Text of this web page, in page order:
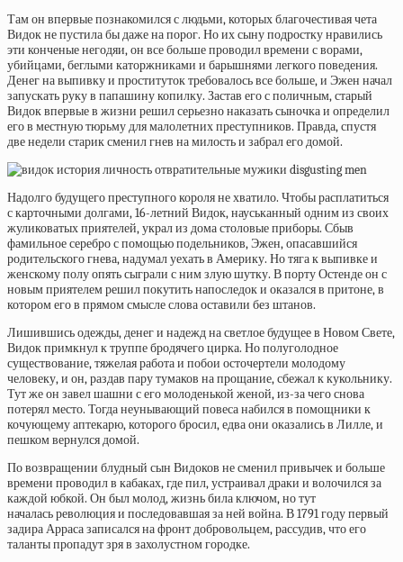
Там он впервые познакомился с людьми, которых благочестивая чета
Видок не пустила бы даже на порог. Но их сыну подростку нравились
эти конченые негодяи, он все больше проводил времени с ворами,
убийцами, беглыми каторжниками и барышнями легкого поведения.
Денег на выпивку и проституток требовалось все больше, и Эжен начал
запускать руку в папашину копилку. Застав его с поличным, старый
Видок впервые в жизни решил серьезно наказать сыночка и определил
его в местную тюрьму для малолетних преступников. Правда, спустя
две недели старик сменил гнев на милость и забрал его домой.
Надолго будущего преступного короля не хватило. Чтобы расплатиться
с карточными долгами, 16-летний Видок, науськанный одним из своих
жуликоватых приятелей, украл из дома столовые приборы. Сбыв
фамильное серебро с помощью подельников, Эжен, опасавшийся
родительского гнева, надумал уехать в Америку. Но тяга к выпивке и
женскому полу опять сыграли с ним злую шутку. В порту Остенде он с
новым приятелем решил покутить напоследок и оказался в притоне, в
котором его в прямом смысле слова оставили без штанов.
Лишившись одежды, денег и надежд на светлое будущее в Новом Свете,
Видок примкнул к труппе бродячего цирка. Но полуголодное
существование, тяжелая работа и побои осточертели молодому
человеку, и он, раздав пару тумаков на прощание, сбежал к кукольнику.
Тут же он завел шашни с его молоденькой женой, из-за чего снова
потерял место. Тогда неунывающий повеса набился в помощники к
кочующему аптекарю, которого бросил, едва они оказались в Лилле, и
пешком вернулся домой.
По возвращении блудный сын Видоков не сменил привычек и больше
времени проводил в кабаках, где пил, устраивал драки и волочился за
каждой юбкой. Он был молод, жизнь била ключом, но тут
началасьреволюцияи последовавшая за ней война. В 1791 году первый
задира Арраса записался на фронт добровольцем, рассудив, что его
таланты пропадут зря в захолустном городке.